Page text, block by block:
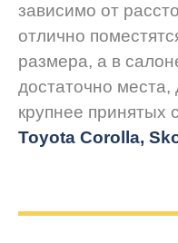
зависимо от
отлично
размера, а в
достаточно
крупнее принятых
Toyota Corolla,